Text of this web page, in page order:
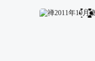
宇宙星空2018